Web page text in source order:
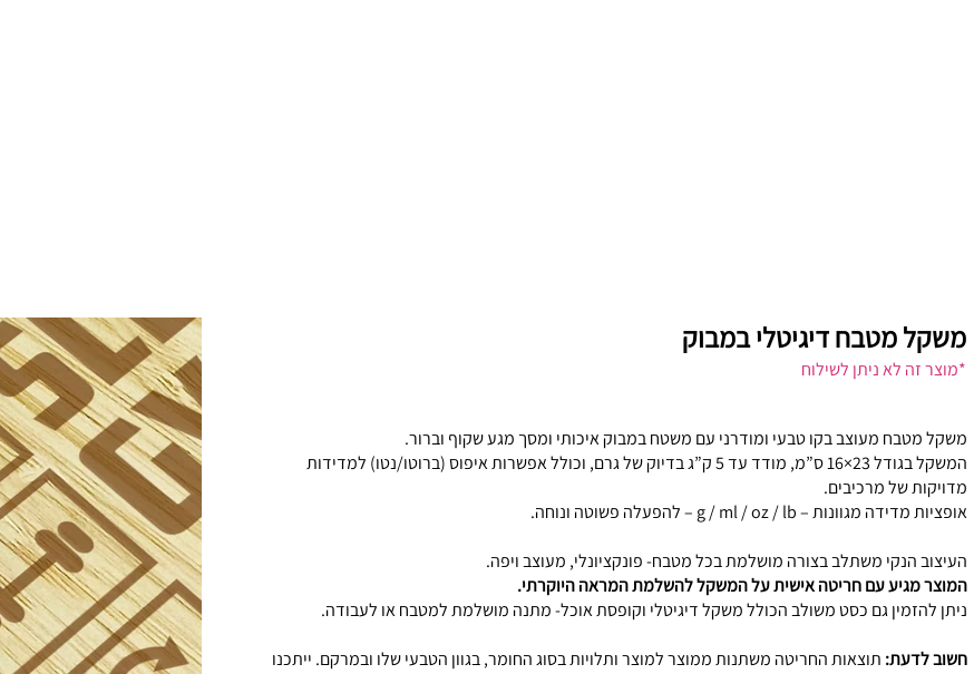
משקל מטבח דיגיטלי במבוק
*מוצר זה לא ניתן לשילוח
משקל מטבח מעוצב בקו טבעי ומודרני עם משטח במבוק איכותי ומסך מגע שקוף וברור.
המשקל בגודל 23×16 ס”מ, מודד עד 5 ק”ג בדיוק של גרם, וכולל אפשרות איפוס (ברוטו/נטו) למדידות
מדויקות של מרכיבים.
אופציות מדידה מגוונות – g / ml / oz / lb – להפעלה פשוטה ונוחה.
העיצוב הנקי משתלב בצורה מושלמת בכל מטבח- פונקציונלי, מעוצב ויפה.
המוצר מגיע עם חריטה אישית על המשקל להשלמת המראה היוקרתי.
ניתן להזמין גם כסט משולב הכולל משקל דיגיטלי וקופסת אוכל- מתנה מושלמת למטבח או לעבודה.
חשוב לדעת: תוצאות החריטה משתנות ממוצר למוצר ותלויות בסוג החומר, בגוון הטבעי שלו ובמרקם. ייתכנו